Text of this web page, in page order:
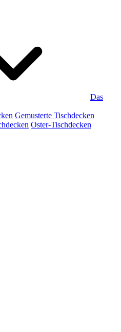
Das
Gemusterte Tischdecken
Oster-Tischdecken